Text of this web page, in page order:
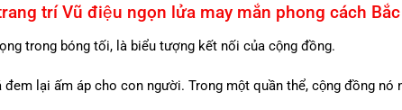
trí Vũ điệu ngọn lửa may mắn phong cách
trong bóng tối, là biểu tượng kết nối của cộng đồng.
lại ấm áp cho con người. Trong một quần thể, cộng đồng